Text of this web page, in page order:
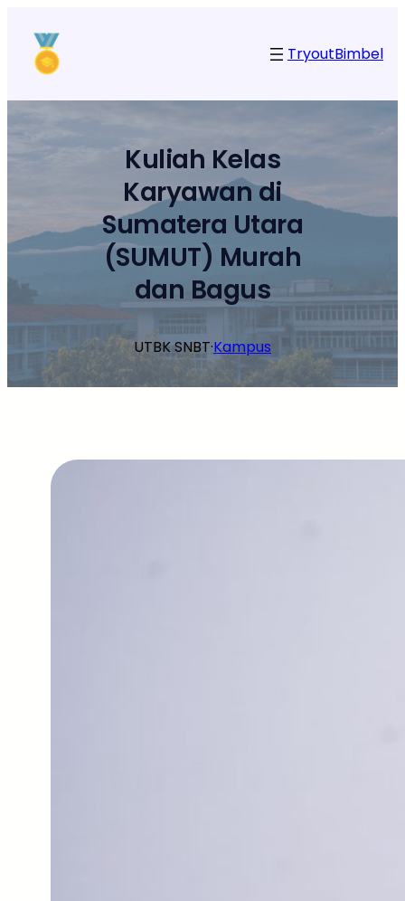
konten
TryoutBimbel
Kuliah Kelas
Karyawan di
Sumatera Utara
(SUMUT) Murah
dan Bagus
UTBK SNBT·Kampus